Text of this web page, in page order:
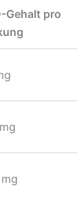
Gehalt pro